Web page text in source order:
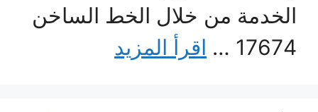
الخدمة من خلال الخط الساخن
17674 …
اقرأ المزيد